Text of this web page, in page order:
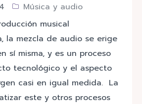
Música y audio
musical
la mezcla de audio se erige
sí misma, y es un proceso
tecnológico y el aspecto
casi en igual medida. La
este y otros procesos